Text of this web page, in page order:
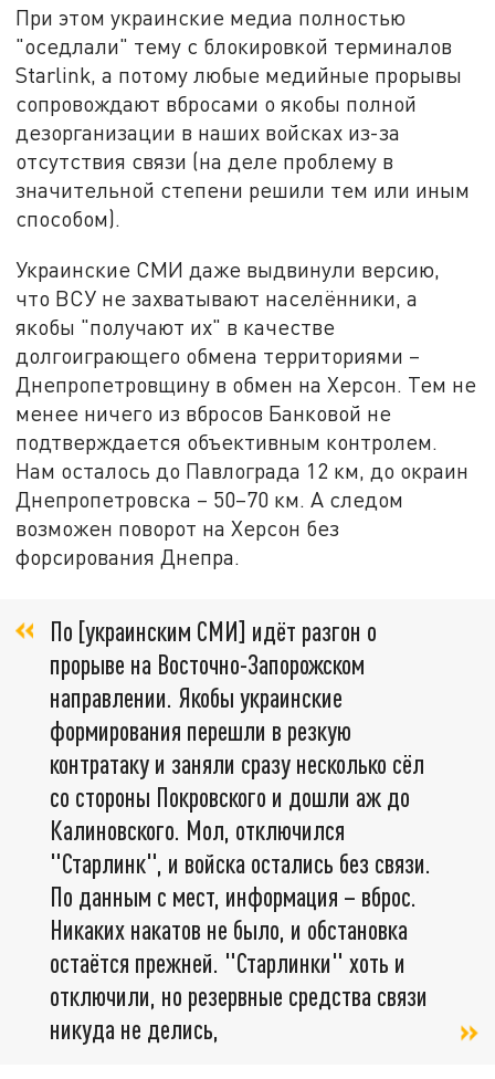
При этом украинские медиа полностью
"оседлали" тему с блокировкой терминалов
Starlink, а потому любые медийные прорывы
сопровождают вбросами о якобы полной
дезорганизации в наших войсках из-за
отсутствия связи (на деле проблему в
значительной степени решили тем или иным
способом).
Украинские СМИ даже выдвинули версию,
что ВСУ не захватывают населённики, а
якобы "получают их" в качестве
долгоиграющего обмена территориями –
Днепропетровщину в обмен на Херсон. Тем не
менее ничего из вбросов Банковой не
подтверждается объективным контролем.
Нам осталось до Павлограда 12 км, до окраин
Днепропетровска – 50–70 км. А следом
возможен поворот на Херсон без
форсирования Днепра.
По [украинским СМИ] идёт разгон о
прорыве на Восточно-Запорожском
направлении. Якобы украинские
формирования перешли в резкую
контратаку и заняли сразу несколько сёл
со стороны Покровского и дошли аж до
Калиновского. Мол, отключился
"Старлинк", и войска остались без связи.
По данным с мест, информация – вброс.
Никаких накатов не было, и обстановка
остаётся прежней. "Старлинки" хоть и
отключили, но резервные средства связи
никуда не делись,